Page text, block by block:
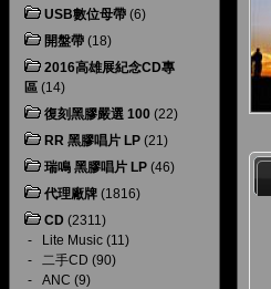
USB數位母帶 (6)
開盤帶 (18)
2016高雄展紀念CD專
區 (14)
復刻黑膠嚴選 100 (22)
RR 黑膠唱片 LP (21)
瑞鳴 黑膠唱片 LP (46)
代理廠牌 (1816)
CD (2311)
-
Lite Music (11)
- 二手CD (90)
- ANC (9)